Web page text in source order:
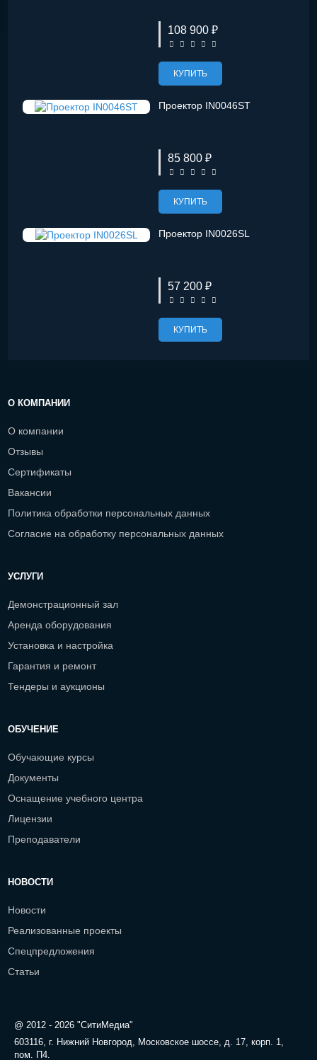
108 900 ₽
КУПИТЬ
Проектор IN0046ST
85 800 ₽
КУПИТЬ
Проектор IN0026SL
57 200 ₽
КУПИТЬ
О КОМПАНИИ
О компании
Отзывы
Сертификаты
Вакансии
Политика обработки персональных данных
Согласие на обработку персональных данных
УСЛУГИ
Демонстрационный зал
Аренда оборудования
Установка и настройка
Гарантия и ремонт
Тендеры и аукционы
ОБУЧЕНИЕ
Обучающие курсы
Документы
Оснащение учебного центра
Лицензии
Преподаватели
НОВОСТИ
Новости
Реализованные проекты
Спецпредложения
Статьи
@ 2012 - 2026 "СитиМедиа"
603116, г. Нижний Новгород, Московское шоссе, д. 17, корп. 1,
пом. П4.